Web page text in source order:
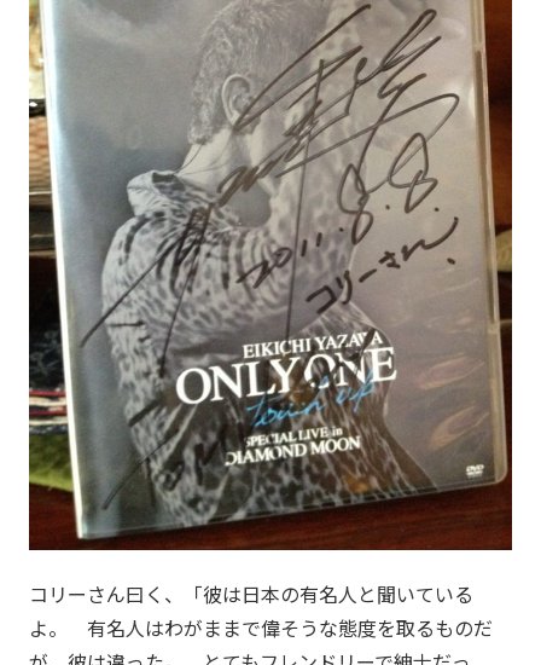
コリーさん曰く、「彼は日本の有名人と聞いている
よ。 有名人はわがままで偉そうな態度を取るものだ